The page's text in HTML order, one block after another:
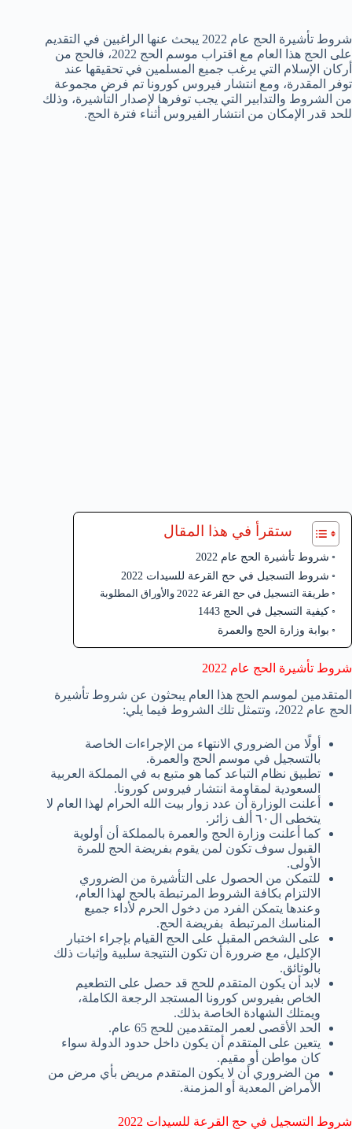
شروط تأشيرة الحج عام 2022 يبحث عنها الراغبين في التقديم
على الحج هذا العام مع اقتراب موسم الحج 2022، فالحج من
أركان الإسلام التي يرغب جميع المسلمين في تحقيقها عند
توفر المقدرة، ومع انتشار فيروس كورونا تم فرض مجموعة
من الشروط والتدابير التي يجب توفرها لإصدار التأشيرة، وذلك
للحد قدر الإمكان من انتشار الفيروس أثناء فترة الحج.
ستقرأ في هذا المقال
شروط تأشيرة الحج عام 2022
شروط التسجيل في حج القرعة للسيدات 2022
طريقة التسجيل في حج القرعة 2022 والأوراق المطلوبة
كيفية التسجيل في الحج 1443
بوابة وزارة الحج والعمرة
شروط تأشيرة الحج عام 2022
المتقدمين لموسم الحج هذا العام يبحثون عن شروط تأشيرة
الحج عام 2022، وتتمثل تلك الشروط فيما يلي:
أولًا من الضروري الانتهاء من الإجراءات الخاصة
بالتسجيل في موسم الحج والعمرة.
تطبيق نظام التباعد كما هو متبع به في المملكة العربية
السعودية لمقاومة انتشار فيروس كورونا.
أعلنت الوزارة أن عدد زوار بيت الله الحرام لهذا العام لا
يتخطى ال٦٠ ألف زائر.
كما أعلنت وزارة الحج والعمرة بالمملكة أن أولوية
القبول سوف تكون لمن يقوم بفريضة الحج للمرة
الأولى.
للتمكن من الحصول على التأشيرة من الضروري
الالتزام بكافة الشروط المرتبطة بالحج لهذا العام،
وعندها يتمكن الفرد من دخول الحرم لأداء جميع
المناسك المرتبطة بفريضة الحج.
على الشخص المقبل على الحج القيام بإجراء اختبار
الإكليل، مع ضرورة أن تكون النتيجة سلبية وإثبات ذلك
بالوثائق.
لابد أن يكون المتقدم للحج قد حصل على التطعيم
الخاص بفيروس كورونا المستجد الرجعة الكاملة،
ويمتلك الشهادة الخاصة بذلك.
الحد الأقصى لعمر المتقدمين للحج 65 عام.
يتعين على المتقدم أن يكون داخل حدود الدولة سواء
كان مواطن أو مقيم.
من الضروري أن لا يكون المتقدم مريض بأي مرض من
الأمراض المعدية أو المزمنة.
شروط التسجيل في حج القرعة للسيدات 2022